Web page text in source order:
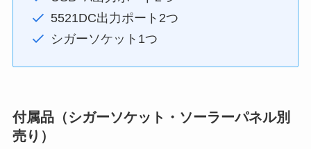
5521DC出力ポート2つ
シガーソケット1つ
付属品（シガーソケット・ソーラーパネル別
売り）